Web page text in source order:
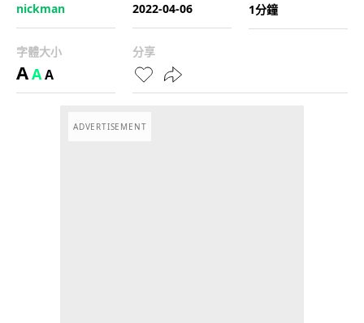
nickman
2022-04-06
1分鐘
字體大小
AAA
分享
ADVERTISEMENT